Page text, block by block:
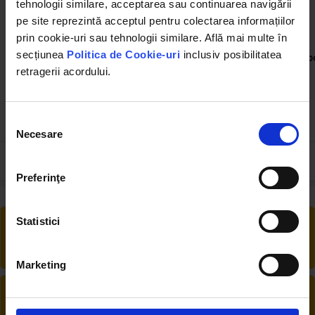
tehnologii similare, acceptarea sau continuarea navigării
pe site reprezintă acceptul pentru colectarea informațiilor
prin cookie-uri sau tehnologii similare. Află mai multe în
secțiunea Politica de Cookie-uri inclusiv posibilitatea
retragerii acordului.
consimțământului
Necesare
Preferinţe
Statistici
Marketing
BK20004
Amortizor fata dreapta
Daewoo Matiz cod OEM
96316746
BK79255
Carucior depozit cu
platforma de transport
Ai posibilitate de retur în 30 zile, comandă
produsele de care ai nevoie fără griji
La livrare, verifici produsele împreună cu